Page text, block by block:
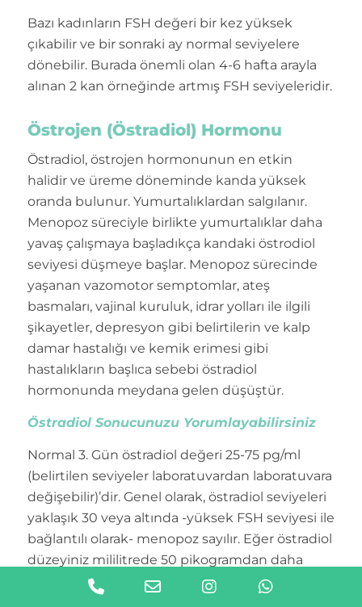
Bazı kadınların FSH değeri bir kez yüksek
çıkabilir ve bir sonraki ay normal seviyelere
dönebilir. Burada önemli olan 4-6 hafta arayla
alınan 2 kan örneğinde artmış FSH seviyeleridir.
Östrojen (Östradiol) Hormonu
Östradiol, östrojen hormonunun en etkin
halidir ve üreme döneminde kanda yüksek
oranda bulunur. Yumurtalıklardan salgılanır.
Menopoz süreciyle birlikte yumurtalıklar daha
yavaş çalışmaya başladıkça kandaki östrodiol
seviyesi düşmeye başlar. Menopoz sürecinde
yaşanan vazomotor semptomlar, ateş
basmaları, vajinal kuruluk, idrar yolları ile ilgili
şikayetler, depresyon gibi belirtilerin ve kalp
damar hastalığı ve kemik erimesi gibi
hastalıkların başlıca sebebi östradiol
hormonunda meydana gelen düşüştür.
Östradiol Sonucunuzu Yorumlayabilirsiniz
Normal 3. Gün östradiol değeri 25-75 pg/ml
(belirtilen seviyeler laboratuvardan laboratuvara
değişebilir)’dir. Genel olarak, östradiol seviyeleri
yaklaşık 30 veya altında -yüksek FSH seviyesi ile
bağlantılı olarak- menopoz sayılır. Eğer östradiol
düzeyiniz mililitrede 50 pikogramdan daha
düşükse, hala adet görebilirsiniz, ancak aynı
Phone Email Instagram